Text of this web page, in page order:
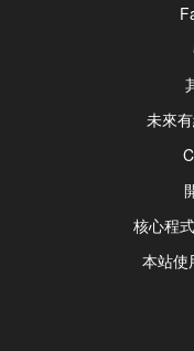
未來
核心程
本站使